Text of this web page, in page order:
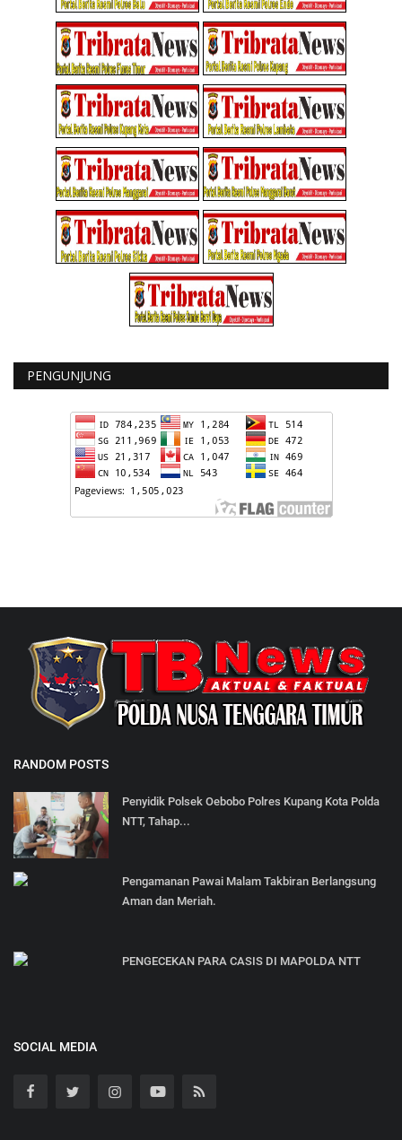
PENGUNJUNG
RANDOM POSTS
Penyidik Polsek Oebobo Polres Kupang Kota Polda
NTT, Tahap...
Pengamanan Pawai Malam Takbiran Berlangsung
Aman dan Meriah.
PENGECEKAN PARA CASIS DI MAPOLDA NTT
SOCIAL MEDIA